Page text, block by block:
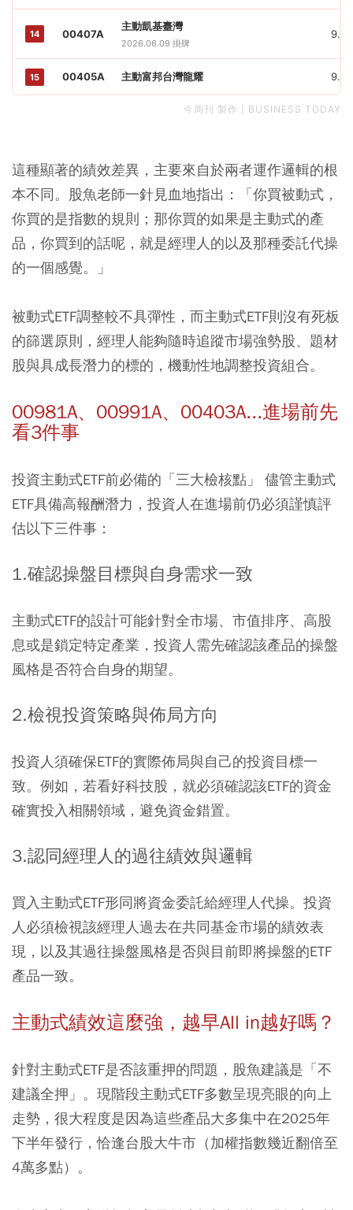
14 00407A
主動凱基臺灣
2026.06.09 掛牌
9.85
15 00405A 主動富邦台灣龍耀 9.29
今周刊 製作 | BUSINESS TODAY
這種顯著的績效差異，主要來自於兩者運作邏輯的根
本不同。股魚老師一針見血地指出：「你買被動式，
你買的是指數的規則；那你買的如果是主動式的產
品，你買到的話呢，就是經理人的以及那種委託代操
的一個感覺。」
被動式ETF調整較不具彈性，而主動式ETF則沒有死板
的篩選原則，經理人能夠隨時追蹤市場強勢股、題材
股與具成長潛力的標的，機動性地調整投資組合。
00981A、00991A、00403A...進場前先
看3件事
投資主動式ETF前必備的「三大檢核點」 儘管主動式
ETF具備高報酬潛力，投資人在進場前仍必須謹慎評
估以下三件事：
1.確認操盤目標與自身需求一致
主動式ETF的設計可能針對全市場、市值排序、高股
息或是鎖定特定產業，投資人需先確認該產品的操盤
風格是否符合自身的期望。
2.檢視投資策略與佈局方向
投資人須確保ETF的實際佈局與自己的投資目標一
致。例如，若看好科技股，就必須確認該ETF的資金
確實投入相關領域，避免資金錯置。
3.認同經理人的過往績效與邏輯
買入主動式ETF形同將資金委託給經理人代操。投資
人必須檢視該經理人過去在共同基金市場的績效表
現，以及其過往操盤風格是否與目前即將操盤的ETF
產品一致。
主動式績效這麼強，越早All in越好嗎？
針對主動式ETF是否該重押的問題，股魚建議是「不
建議全押」。現階段主動式ETF多數呈現亮眼的向上
走勢，很大程度是因為這些產品大多集中在2025年
下半年發行，恰逢台股大牛市（加權指數幾近翻倍至
4萬多點）。